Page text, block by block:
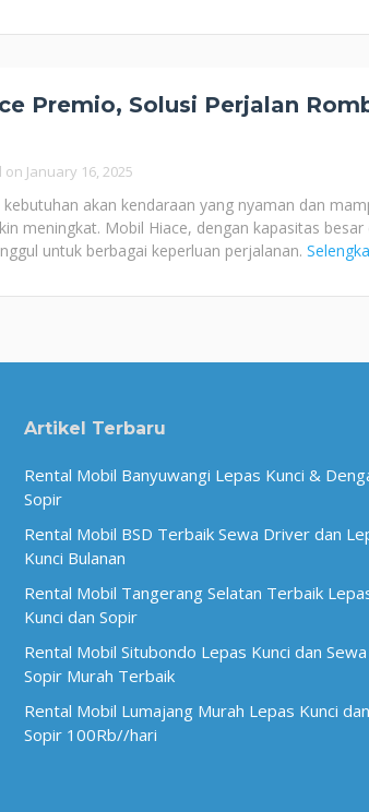
Premio, Solusi Perjalan
on January 16, 2025
akan kendaraan yang nyaman dan
meningkat. Mobil Hiace, dengan kapasitas besar
untuk berbagai keperluan perjalanan.
Artikel Terbaru
Rental Mobil Banyuwangi Lepas Kunci &
Sopir
Rental Mobil BSD Terbaik Sewa Driver dan
Kunci Bulanan
Rental Mobil Tangerang Selatan Terbaik
Kunci dan Sopir
Rental Mobil Situbondo Lepas Kunci dan Sewa
Sopir Murah Terbaik
Rental Mobil Lumajang Murah Lepas Kunci dan
Sopir 100Rb//hari